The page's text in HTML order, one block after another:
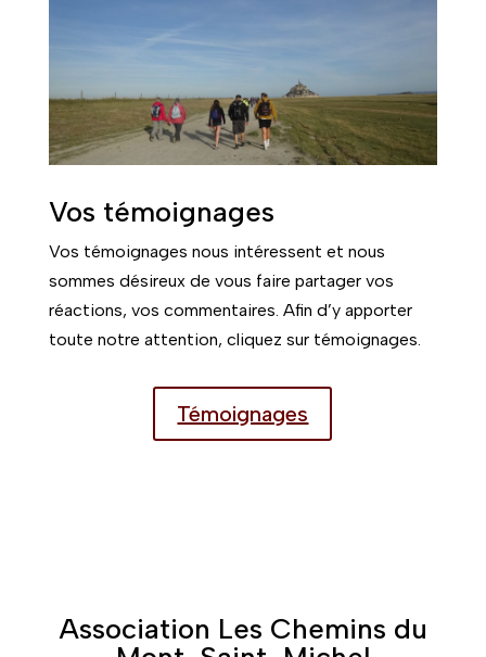
Vos témoignages
Vos témoignages nous intéressent et nous
sommes désireux de vous faire partager vos
réactions, vos commentaires. Afin d’y apporter
toute notre attention, cliquez sur témoignages.
Témoignages
Association Les Chemins du